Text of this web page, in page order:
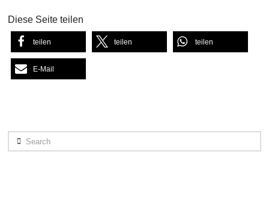
Diese Seite teilen
teilen teilen teilen
E-Mail
Search